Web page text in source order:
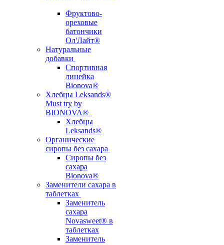
Фруктово-
ореховые
батончики
Ол'Лайт®
Натуральные
добавки
Спортивная
линейка
Bionova®
Хлебцы Leksands®
Must try by
BIONOVA®
Хлебцы
Leksands®
Органические
сиропы без сахара
Сиропы без
сахара
Bionova®
Заменители сахара в
таблетках
Заменитель
сахара
Novasweet® в
таблетках
Заменитель